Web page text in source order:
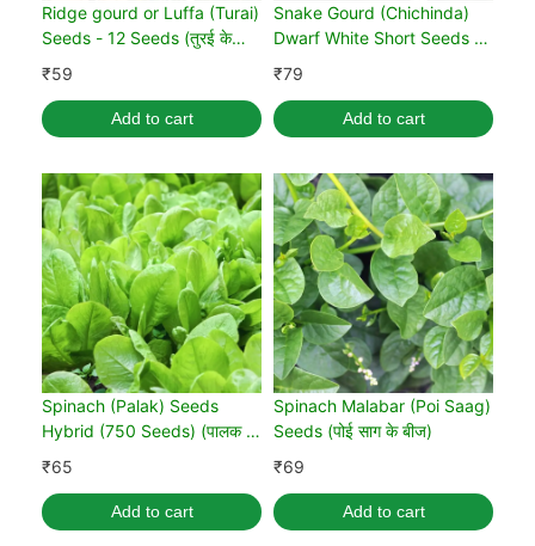
Ridge gourd or Luffa (Turai)
Seeds - 12 Seeds (तुरई के
बीज)
₹59
Add to cart
Snake Gourd (Chichinda)
Dwarf White Short Seeds -
10 Seeds (चिचिंडा के बीज)
₹79
Add to cart
Spinach (Palak) Seeds
Hybrid (750 Seeds) (पालक के
बीज)
₹65
Add to cart
Spinach Malabar (Poi Saag)
Seeds (पोई साग के बीज)
₹69
Add to cart